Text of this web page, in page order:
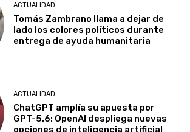
ACTUALIDAD
Tomás Zambrano llama a dejar de
lado los colores políticos durante
entrega de ayuda humanitaria
ACTUALIDAD
ChatGPT amplía su apuesta por
GPT-5.6: OpenAI despliega nuevas
opciones de inteligencia artificial